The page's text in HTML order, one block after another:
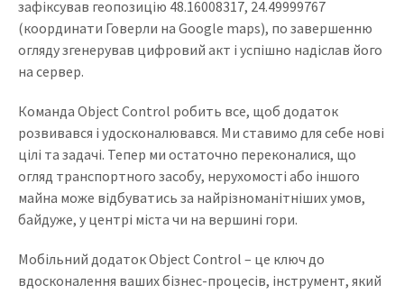
зафіксував геопозицію 48.16008317, 24.49999767
(координати Говерли на Google maps), по завершенню
огляду згенерував цифровий акт і успішно надіслав його
на сервер.
Команда Object Control робить все, щоб додаток
розвивався і удосконалювався. Ми ставимо для себе нові
цілі та задачі. Тепер ми остаточно переконалися, що
огляд транспортного засобу, нерухомості або іншого
майна може відбуватись за найрізноманітніших умов,
байдуже, у центрі міста чи на вершині гори.
Мобільний додаток Object Control – це ключ до
вдосконалення ваших бізнес-процесів, інструмент, який